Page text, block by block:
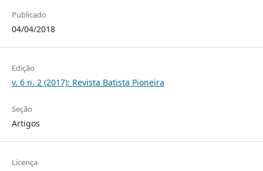
Publicado
04/04/2018
Edição
v. 6 n. 2 (2017): Revista Batista Pioneira
Seção
Artigos
Licença